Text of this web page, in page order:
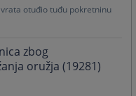
otuđio tuđu pokretninu
zbog
oružja (19281)